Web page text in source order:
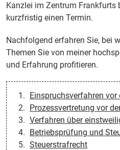
Kanzlei im Zentrum Frankfurts
kurzfristig einen Termin.
Nachfolgend erfahren Sie, bei
Themen Sie von meiner
und Erfahrung profitieren.
Einspruchsverfahren vor
Prozessvertretung vor
Verfahren über
Betriebsprüfung und
Steuerstrafrecht